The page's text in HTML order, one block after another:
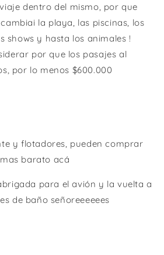
dentro del mismo, por que
la playa, las piscinas, los
shows y hasta los animales !
por que los pasajes al
por lo menos $600.000
y flotadores, pueden comprar
barato acá
para el avión y la vuelta a
de baño señoreeeeees